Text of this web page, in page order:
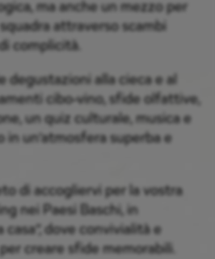
ma anche un mezzo per
attraverso scambi
complicità.
degustazioni alla cieca e al
cibo-vino, sfide olfattive,
un quiz culturale, musica e
un’atmosfera superba e
di accogliervi per la vostra
nei Paesi Baschi, in
casa”, dove convivialità e
creare sfide memorabili.